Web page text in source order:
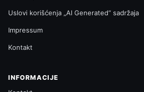
Uslovi korišćenja „AI Generated“ sadržaja
Impressum
Kontakt
INFORMACIJE